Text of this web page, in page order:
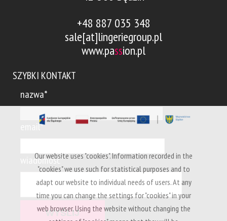
+48 887 035 348
sale[at]lingeriegroup.pl
www.passion.pl
SZYBKI KONTAKT
nazwa*
email*
wiadomość*
Our website uses "cookies". Information recorded in the
"cookies" we use such for statistical purposes and to
adapt our website to individual needs of users. At any
time you can change the settings for "cookies" in your
web browser. Using the website without changing the